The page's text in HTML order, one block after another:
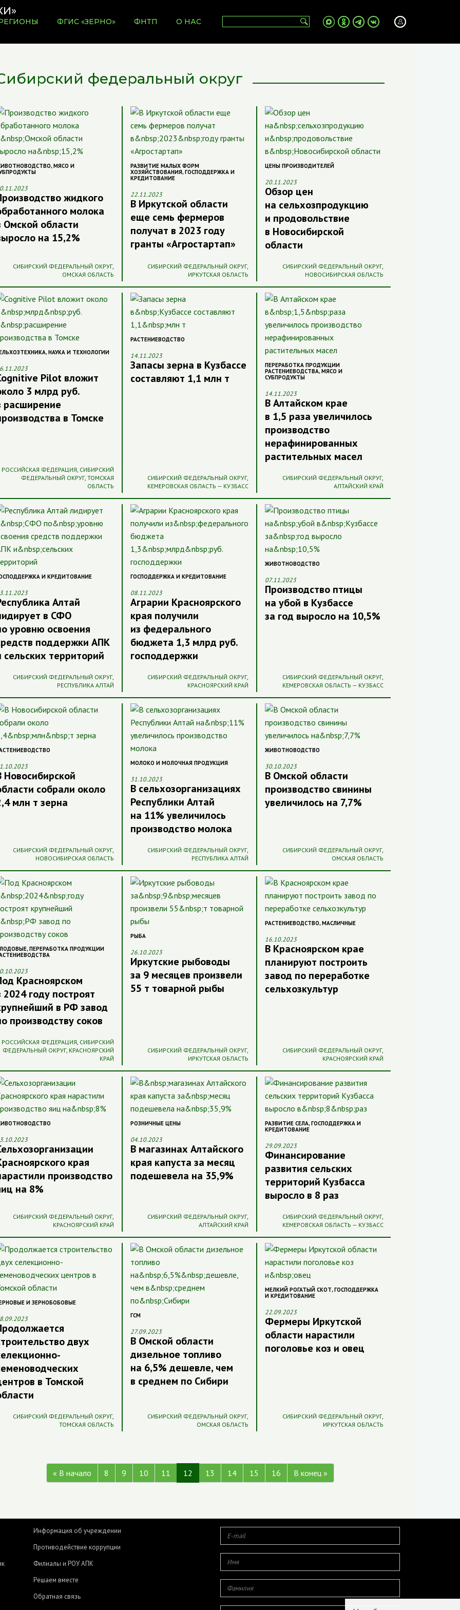
ФГИС «ЗЕРНО» ФНТП О НАС
федеральный округ
, МЯСО И
жидкого
молока
Омской области
на 15,2%
СИБИРСКИЙ ФЕДЕРАЛЬНЫЙ ОКРУГ,
ОМСКАЯ ОБЛАСТЬ
РАЗВИТИЕ МАЛЫХ ФОРМ
ХОЗЯЙСТВОВАНИЯ, ГОСПОДДЕРЖКА И
КРЕДИТОВАНИЕ
22.11.2023
В Иркутской области
еще семь фермеров
получат в 2023 году
гранты «Агростартап»
СИБИРСКИЙ ФЕДЕРАЛЬНЫЙ ОКРУГ,
ИРКУТСКАЯ ОБЛАСТЬ
ЦЕНЫ ПРОИЗВОДИТЕЛЕЙ
20.11.2023
Обзор цен
на сельхозпродукцию
и продовольствие
в Новосибирской
области
СИБИРСКИЙ ФЕДЕРАЛЬНЫЙ ОКРУГ,
НОВОСИБИРСКАЯ ОБЛАСТЬ
, НАУКА И ТЕХНОЛОГИИ
Pilot вложит
3 млрд руб.
расширение
в Томске
РОССИЙСКАЯ ФЕДЕРАЦИЯ, СИБИРСКИЙ
ФЕДЕРАЛЬНЫЙ ОКРУГ, ТОМСКАЯ
ОБЛАСТЬ
РАСТЕНИЕВОДСТВО
14.11.2023
Запасы зерна в Кузбассе
составляют 1,1 млн т
СИБИРСКИЙ ФЕДЕРАЛЬНЫЙ ОКРУГ,
КЕМЕРОВСКАЯ ОБЛАСТЬ — КУЗБАСС
ПЕРЕРАБОТКА ПРОДУКЦИИ
РАСТЕНИЕВОДСТВА,МЯСО И
СУБПРОДУКТЫ
14.11.2023
В Алтайском крае
в 1,5 раза увеличилось
производство
нерафинированных
растительных масел
СИБИРСКИЙ ФЕДЕРАЛЬНЫЙ ОКРУГ,
АЛТАЙСКИЙ КРАЙ
И КРЕДИТОВАНИЕ
Алтай
в СФО
уровню освоения
поддержки АПК
сельских территорий
СИБИРСКИЙ ФЕДЕРАЛЬНЫЙ ОКРУГ,
РЕСПУБЛИКА АЛТАЙ
ГОСПОДДЕРЖКА И КРЕДИТОВАНИЕ
08.11.2023
Аграрии Красноярского
края получили
из федерального
бюджета 1,3 млрд руб.
господдержки
СИБИРСКИЙ ФЕДЕРАЛЬНЫЙ ОКРУГ,
КРАСНОЯРСКИЙ КРАЙ
ЖИВОТНОВОДСТВО
07.11.2023
Производство птицы
на убой в Кузбассе
за год выросло на 10,5%
СИБИРСКИЙ ФЕДЕРАЛЬНЫЙ ОКРУГ,
КЕМЕРОВСКАЯ ОБЛАСТЬ — КУЗБАСС
Новосибирской
собрали около
млн т зерна
СИБИРСКИЙ ФЕДЕРАЛЬНЫЙ ОКРУГ,
НОВОСИБИРСКАЯ ОБЛАСТЬ
МОЛОКО И МОЛОЧНАЯ ПРОДУКЦИЯ
31.10.2023
В сельхозорганизациях
Республики Алтай
на 11% увеличилось
производство молока
СИБИРСКИЙ ФЕДЕРАЛЬНЫЙ ОКРУГ,
РЕСПУБЛИКА АЛТАЙ
ЖИВОТНОВОДСТВО
30.10.2023
В Омской области
производство свинины
увеличилось на 7,7%
СИБИРСКИЙ ФЕДЕРАЛЬНЫЙ ОКРУГ,
ОМСКАЯ ОБЛАСТЬ
, ПЕРЕРАБОТКА ПРОДУКЦИИ
Красноярском
2024 году построят
в РФ завод
производству соков
РОССИЙСКАЯ ФЕДЕРАЦИЯ, СИБИРСКИЙ
ФЕДЕРАЛЬНЫЙ ОКРУГ, КРАСНОЯРСКИЙ
КРАЙ
РЫБА
26.10.2023
Иркутские рыбоводы
за 9 месяцев произвели
55 т товарной рыбы
СИБИРСКИЙ ФЕДЕРАЛЬНЫЙ ОКРУГ,
ИРКУТСКАЯ ОБЛАСТЬ
РАСТЕНИЕВОДСТВО,МАСЛИЧНЫЕ
16.10.2023
В Красноярском крае
планируют построить
завод по переработке
сельхозкультур
СИБИРСКИЙ ФЕДЕРАЛЬНЫЙ ОКРУГ,
КРАСНОЯРСКИЙ КРАЙ
края
производство
на 8%
СИБИРСКИЙ ФЕДЕРАЛЬНЫЙ ОКРУГ,
КРАСНОЯРСКИЙ КРАЙ
РОЗНИЧНЫЕ ЦЕНЫ
04.10.2023
В магазинах Алтайского
края капуста за месяц
подешевела на 35,9%
СИБИРСКИЙ ФЕДЕРАЛЬНЫЙ ОКРУГ,
АЛТАЙСКИЙ КРАЙ
РАЗВИТИЕ СЕЛА,ГОСПОДДЕРЖКА И
КРЕДИТОВАНИЕ
29.09.2023
Финансирование
развития сельских
территорий Кузбасса
выросло в 8 раз
СИБИРСКИЙ ФЕДЕРАЛЬНЫЙ ОКРУГ,
КЕМЕРОВСКАЯ ОБЛАСТЬ — КУЗБАСС
И ЗЕРНОБОБОВЫЕ
двух
в Томской
СИБИРСКИЙ ФЕДЕРАЛЬНЫЙ ОКРУГ,
ТОМСКАЯ ОБЛАСТЬ
ГСМ
27.09.2023
В Омской области
дизельное топливо
на 6,5% дешевле, чем
в среднем по Сибири
СИБИРСКИЙ ФЕДЕРАЛЬНЫЙ ОКРУГ,
ОМСКАЯ ОБЛАСТЬ
МЕЛКИЙ РОГАТЫЙ СКОТ,ГОСПОДДЕРЖКА
И КРЕДИТОВАНИЕ
22.09.2023
Фермеры Иркутской
области нарастили
поголовье коз и овец
СИБИРСКИЙ ФЕДЕРАЛЬНЫЙ ОКРУГ,
ИРКУТСКАЯ ОБЛАСТЬ
« В начало 8 9 10 11 12 13 14 15 16 В конец »
Информация об учреждении
Противодействие коррупции
Филиалы и РОУ АПК
Решаем вместе
Обратная связь